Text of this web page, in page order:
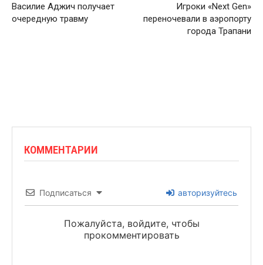
Василие Аджич получает
очередную травму
Игроки «Next Gen»
переночевали в аэропорту
города Трапани
КОММЕНТАРИИ
Подписаться авторизуйтесь
Пожалуйста, войдите, чтобы
прокомментировать